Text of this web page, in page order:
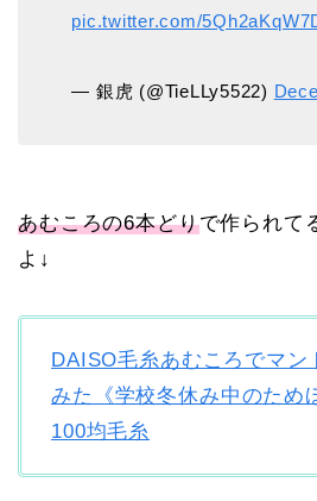
pic.twitter.com/
— 銀虎 (@TieLLy5522)
あむころの6本どりで作られて
よ↓
DAISO毛糸あむころでマン
みた《学校冬休み中のた
100均毛糸